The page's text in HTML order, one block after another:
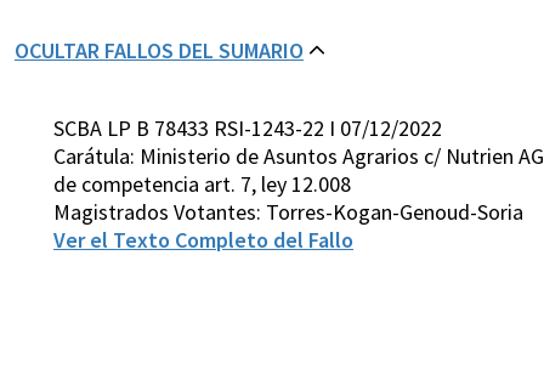
OCULTAR FALLOS DEL SUMARIO
SCBA LP B 78433 RSI-1243-22 I 07/12/2022
Carátula: Ministerio de Asuntos Agrarios c/ Nutrien
de competencia art. 7, ley 12.008
Magistrados Votantes: Torres-Kogan-Genoud-Soria
Ver el Texto Completo del Fallo